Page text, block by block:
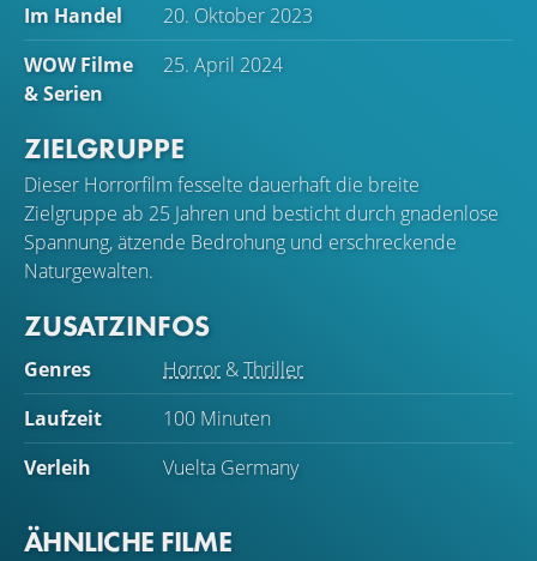
Im Handel
20. Oktober 2023
WOW Filme
& Serien
25. April 2024
ZIELGRUPPE
Dieser Horrorfilm fesselte dauerhaft die breite
Zielgruppe ab 25 Jahren und besticht durch gnadenlose
Spannung, ätzende Bedrohung und erschreckende
Naturgewalten.
ZUSATZINFOS
Genres Horror &Thriller
Laufzeit
100 Minuten
Verleih
Vuelta Germany
ÄHNLICHE FILME